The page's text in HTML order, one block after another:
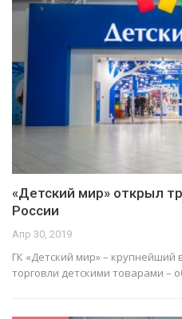
«Детский мир» открыл
России
Апр 30, 2019
ГК «Детский мир» –
торговли детскими товарами –